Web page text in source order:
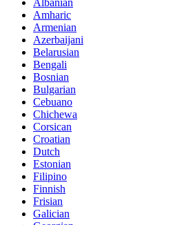
Amharic
Armenian
Azerbaijani
Belarusian
Bengali
Bosnian
Bulgarian
Cebuano
Chichewa
Corsican
Croatian
Dutch
Estonian
Filipino
Finnish
Frisian
Galician